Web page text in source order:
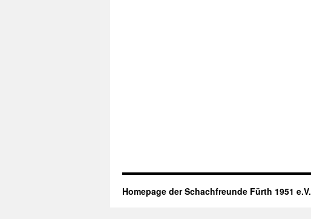
Homepage der Schachfreunde Fürth 1951 e.V.